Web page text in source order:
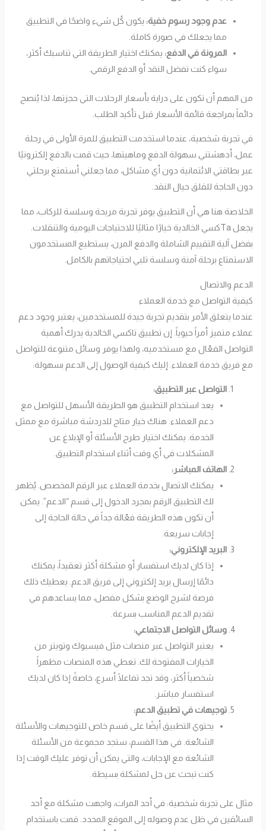
عدم وجود رسوم خفية: يكون كُل شيء واضحًا في التطبيق
مما يجعلك في صورة كاملة.
المرونة في الدفع: يمكنك اختيار الطريقة التي تناسبك أكثر،
سواء كنت تفضل النقد أو الدفع الرقمي.
من المهم أن تكون على دراية بأسعار الرحلات التي حجزتها، لذا يُنصح
دائماً بمراجعة قائمة الأسعار قبل تأكيد الطلب.
في تجربة شخصية، عندما استخدمت التطبيق للمرة الأولى في رحلة
عمل، أدهشتني سهولة الدفع وماهيتها، حيث قمت بالدفع إلكترونيًا
عبر بطاقتي الائتمانية دون أي مشاكل، مما جعلني أستمتع برحلتي
دون الحاجة للقلق حيال النقد.
الخلاصة هنا هي أن التطبيق يوفر تجربة مريحة وسلسة للركاب، مما
يجعل Taكسي الخالدية خيارًا مثاليًا للاحتياجات اليومية والتنقلات.
بفضل آلية التقييم الشاملة والدفع المرن، يستطيع المستخدمون
الاستمتاع برحلة آمنة وسلسة تلبي احتياجاتهم بالكامل.
الدعم والاتصال
كيفية التواصل مع خدمة العملاء
عندما يتعلق الأمر بتقديم تجربة جيدة للمستخدمين، يعتبر وجود دعم
عملاء متميز أمراً حيوياً. إن تطبيق تاكسي الخالدية يدرك أهمية
التواصل الفعّال مع مستخدميه، ولهذا يوفر وسائل متنوعة للتواصل
مع فريق خدمة العملاء. إليك كيفية الوصول إلى الدعم بسهولة:
التواصل عبر التطبيق:
يعد استخدام التطبيق هو الطريقة الأسهل للتواصل مع
دعم العملاء. هناك خيار متاح للدردشة مباشرة مع ممثل
الخدمة. يمكنك اختيار طرح الأسئلة أو الإبلاغ عن
المشكلات في أي وقت أثناء استخدام التطبيق.
الهاتف المباشر:
يمكنك الاتصال بخدمة العملاء عبر الرقم المخصص. يُظهر
لك التطبيق الرقم بمجرد الدخول إلى قسم “الدعم”. يمكن
أن تكون هذه الطريقة فعّالة جداً في حالة الحاجة إلى
إجابات سريعة.
البريد الإلكتروني:
إذا كان لديك استفسار أو مشكلة أكثر تعقيداً، يمكنك
دائمًا إرسال بريد إلكتروني إلى فريق الدعم. يعطيك ذلك
فرصة لشرح الوضع بشكل مفصل، مما يساعدهم في
تقديم الدعم المناسب بسرعة.
وسائل التواصل الاجتماعي:
يعتبر التواصل عبر منصات مثل فيسبوك وتويتر من
الخيارات المفتوحة لك. تعطي هذه المنصات مظهراً
شخصياً أكثر، وقد تجد تفاعلًا أسرع، خاصةً إذا كان لديك
استفسار مباشر.
توجيهات في تطبيق الدعم:
يحتوي التطبيق أيضًا على قسم خاص للتوجيهات والأسئلة
الشائعة. في هذا القسم، ستجد مجموعة من الأسئلة
الشائعة مع الإجابات، والتي يمكن أن توفر عليك الوقت إذا
كنت تبحث عن حل لمشكلة بسيطة.
مثال على تجربة شخصية: في أحد المرات، واجهت مشكلة مع أحد
السائقين في ظل عدم وصوله إلى الموقع المحدد. قمت باستخدام